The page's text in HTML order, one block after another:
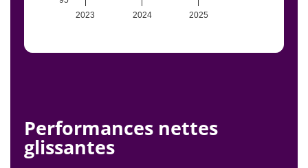
2023 2024 2025
Performances nettes
glissantes